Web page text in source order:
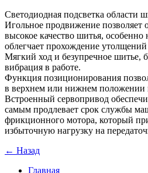
Светодиодная подсветка области
Игольное продвижение позволяет
высокое качество шитья,
облегчает прохождение
Мягкий ход и безупречное шитье,
вибрация в работе.
Функция позиционирования
в верхнем или нижнем положении
Встроенный сервопривод
самым продлевает срок службы
фрикционного мотора, который при
избыточную нагрузку на
← Назад
Главная